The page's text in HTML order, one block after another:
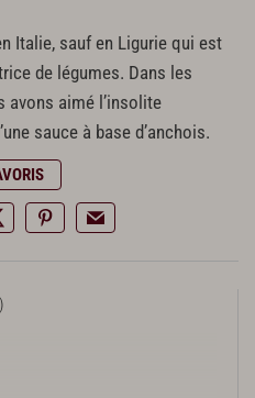
Italie, sauf en Ligurie qui est
de légumes. Dans les
avons aimé l’insolite
sauce à base d’anchois.